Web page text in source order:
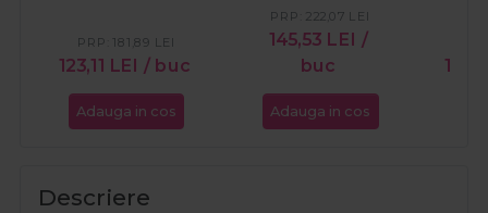
123,11 LEI / buc
PRP: 181,89 LEI
Adauga in cos
145,53 LEI /
buc
PRP: 222,07 LEI
Adauga in cos
Descriere